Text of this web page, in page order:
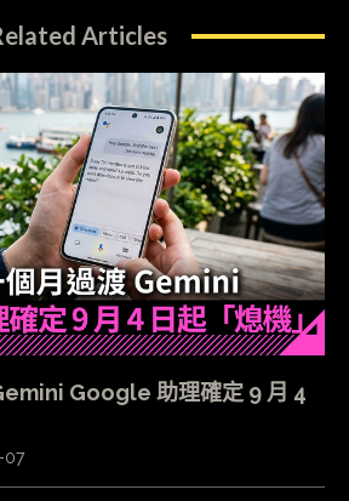
Articles
Google 助理確定 9 月 4
07